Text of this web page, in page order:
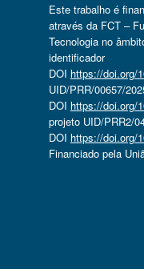
Este trabalho é
através da FCT –
Tecnologia no
identificador
DOI https://doi.org/
UID/PRR/00657/
DOI https://doi.org/
projeto UID/PRR2/
DOI https://doi.org/
Financiado pela